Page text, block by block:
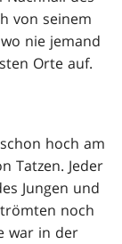
von seinem
nie jemand
Orte auf.
hoch am
Tatzen. Jeder
Jungen und
noch
war in der